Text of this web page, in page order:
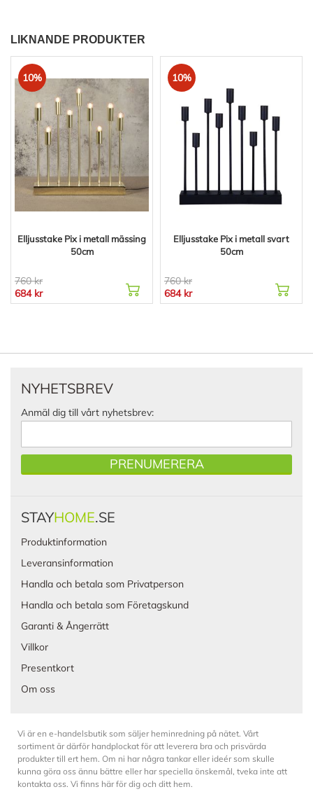
LIKNANDE PRODUKTER
10%
Elljusstake Pix i metall mässing
50cm
760 kr
684 kr
10%
Elljusstake Pix i metall svart
50cm
760 kr
684 kr
NYHETSBREV
Anmäl dig till vårt nyhetsbrev:
PRENUMERERA
STAYHOME.SE
Produktinformation
Leveransinformation
Handla och betala som Privatperson
Handla och betala som Företagskund
Garanti & Ångerrätt
Villkor
Presentkort
Om oss
Vi är en e-handelsbutik som säljer heminredning på nätet. Vårt
sortiment är därför handplockat för att leverera bra och prisvärda
produkter till ert hem. Om ni har några tankar eller ideér som skulle
kunna göra oss ännu bättre eller har speciella önskemål, tveka inte att
kontakta oss. Vi finns här för dig och ditt hem.